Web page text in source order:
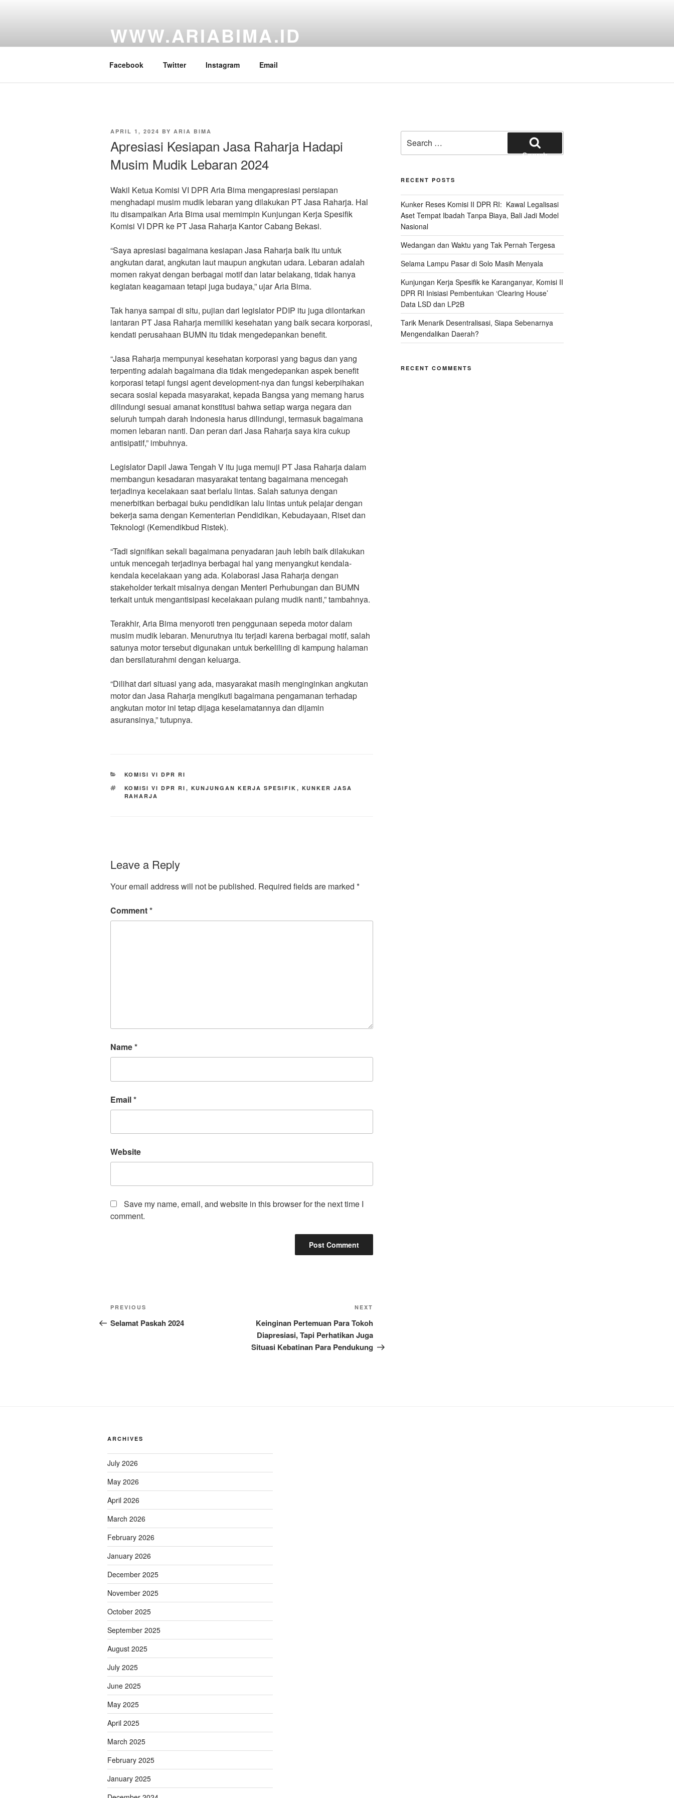
WWW.ARIABIMA.ID
Facebook Twitter Instagram Email
POSTED
APRIL 1, 2024 BY ARIA BIMA
Apresiasi Kesiapan Jasa Raharja Hadapi
Musim Mudik Lebaran 2024
Wakil Ketua Komisi VI DPR Aria Bima mengapresiasi persiapan
menghadapi musim mudik lebaran yang dilakukan PT Jasa Raharja. Hal
itu disampaikan Aria Bima usai memimpin Kunjungan Kerja Spesifik
Komisi VI DPR ke PT Jasa Raharja Kantor Cabang Bekasi.
“Saya apresiasi bagaimana kesiapan Jasa Raharja baik itu untuk
angkutan darat, angkutan laut maupun angkutan udara. Lebaran adalah
momen rakyat dengan berbagai motif dan latar belakang, tidak hanya
kegiatan keagamaan tetapi juga budaya,” ujar Aria Bima.
Tak hanya sampai di situ, pujian dari legislator PDIP itu juga dilontarkan
lantaran PT Jasa Raharja memiliki kesehatan yang baik secara korporasi,
kendati perusahaan BUMN itu tidak mengedepankan benefit.
“Jasa Raharja mempunyai kesehatan korporasi yang bagus dan yang
terpenting adalah bagaimana dia tidak mengedepankan aspek benefit
korporasi tetapi fungsi agent development-nya dan fungsi keberpihakan
secara sosial kepada masyarakat, kepada Bangsa yang memang harus
dilindungi sesuai amanat konstitusi bahwa setiap warga negara dan
seluruh tumpah darah Indonesia harus dilindungi, termasuk bagaimana
momen lebaran nanti. Dan peran dari Jasa Raharja saya kira cukup
antisipatif,” imbuhnya.
Legislator Dapil Jawa Tengah V itu juga memuji PT Jasa Raharja dalam
membangun kesadaran masyarakat tentang bagaimana mencegah
terjadinya kecelakaan saat berlalu lintas. Salah satunya dengan
menerbitkan berbagai buku pendidikan lalu lintas untuk pelajar dengan
bekerja sama dengan Kementerian Pendidikan, Kebudayaan, Riset dan
Teknologi (Kemendikbud Ristek).
“Tadi signifikan sekali bagaimana penyadaran jauh lebih baik dilakukan
untuk mencegah terjadinya berbagai hal yang menyangkut kendala-
kendala kecelakaan yang ada. Kolaborasi Jasa Raharja dengan
stakeholder terkait misalnya dengan Menteri Perhubungan dan BUMN
terkait untuk mengantisipasi kecelakaan pulang mudik nanti,” tambahnya.
Terakhir, Aria Bima menyoroti tren penggunaan sepeda motor dalam
musim mudik lebaran. Menurutnya itu terjadi karena berbagai motif, salah
satunya motor tersebut digunakan untuk berkeliling di kampung halaman
dan bersilaturahmi dengan keluarga.
“Dilihat dari situasi yang ada, masyarakat masih menginginkan angkutan
motor dan Jasa Raharja mengikuti bagaimana pengamanan terhadap
angkutan motor ini tetap dijaga keselamatannya dan dijamin
asuransinya,” tutupnya.
CATEGORIES
KOMISI VI DPR RI
TAGS
KOMISI VI DPR RI , KUNJUNGAN KERJA SPESIFIK , KUNKER JASA
RAHARJA
Leave a Reply
Your email address will not be published. Required fields are marked *
Comment*
Name*
Email*
Website
Save my name, email, and website in this browser for the next time I
comment.
Post
navigation
Previous
Post
PREVIOUS
Selamat Paskah 2024
NEXT
Keinginan Pertemuan Para Tokoh
Diapresiasi, Tapi Perhatikan Juga
Situasi Kebatinan Para Pendukung
for:
Search
RECENT POSTS
Kunker Reses Komisi II DPR RI: Kawal Legalisasi
Aset Tempat Ibadah Tanpa Biaya, Bali Jadi Model
Nasional
Wedangan dan Waktu yang Tak Pernah Tergesa
Selama Lampu Pasar di Solo Masih Menyala
Kunjungan Kerja Spesifik ke Karanganyar, Komisi II
DPR RI Inisiasi Pembentukan ‘Clearing House’
Data LSD dan LP2B
Tarik Menarik Desentralisasi, Siapa Sebenarnya
Mengendalikan Daerah?
RECENT COMMENTS
ARCHIVES
July 2026
May 2026
April 2026
March 2026
February 2026
January 2026
December 2025
November 2025
October 2025
September 2025
August 2025
July 2025
June 2025
May 2025
April 2025
March 2025
February 2025
January 2025